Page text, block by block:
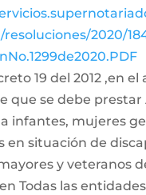
2020/
19 del 2012 ,en el
que se debe
infantes, mujeres
en situación de
y veteranos
Todas las